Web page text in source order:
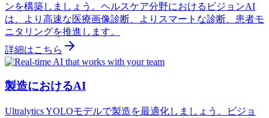
ンを構築しましょう。ヘルスケア分野におけるビジョンAI
は、より高速な医療画像診断、よりスマートな診断、患者モ
ニタリングを推進します。
詳細はこちら
製造におけるAI
Ultralytics YOLOモデルで製造を最適化しましょう。ビジョ